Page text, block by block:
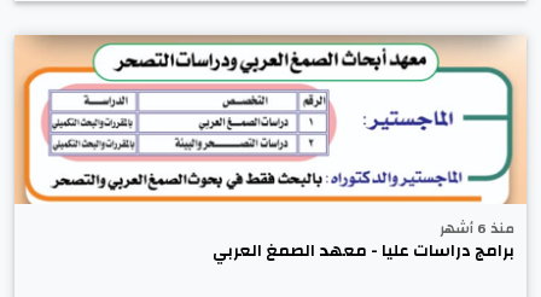
منذ 6 أشهر
برامج دراسات عليا - معهد الصمغ العربي